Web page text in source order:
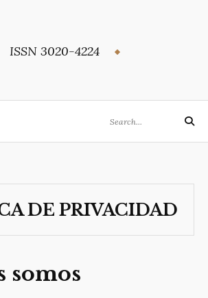
ISSN 3020-4224
for:
Search
DE PRIVACIDAD
somos